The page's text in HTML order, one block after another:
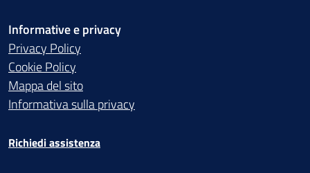
Informative e privacy
Privacy Policy
Cookie Policy
Mappa del sito
Informativa sulla privacy
Richiedi assistenza